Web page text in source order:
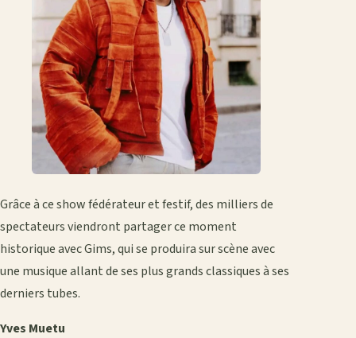
Grâce à ce show fédérateur et festif, des milliers de
spectateurs viendront partager ce moment
historique avec Gims, qui se produira sur scène avec
une musique allant de ses plus grands classiques à ses
derniers tubes.
Yves Muetu